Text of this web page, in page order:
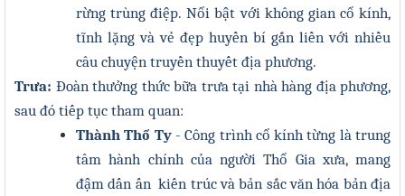
rừng trùng điệp. Nổi bật với không gian cổ kính,
tĩnh lặng và vẻ đẹp huyền bí gắn liền với nhiều
câu chuyện truyền thuyết địa phương.
Trưa: Đoàn thưởng thức bữa trưa tại nhà hàng địa phương,
sau đó tiếp tục tham quan:
Thành Thổ Ty- Công trình cổ kính từng là trung
tâm hành chính của người Thổ Gia xưa, mang
đậm dấn ấn kiến trúc và bản sắc văn hóa bản địa